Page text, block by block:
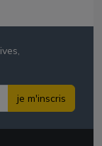
je m'inscris